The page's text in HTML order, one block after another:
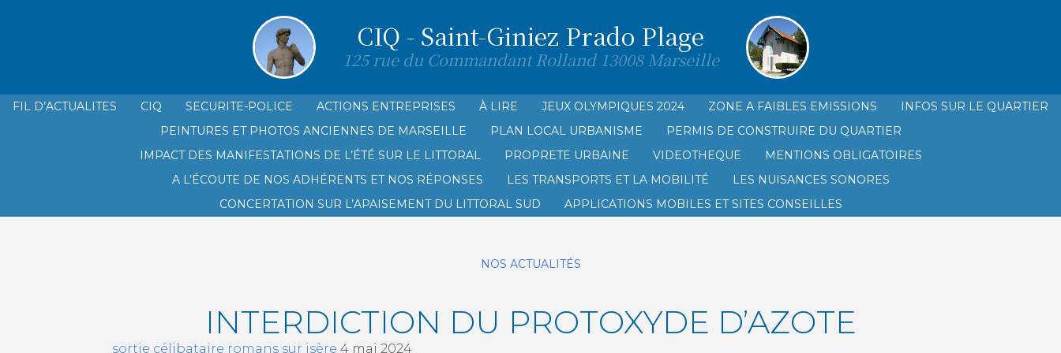
CIQ - Saint-Giniez Prado Plage
125 rue du Commandant Rolland 13008 Marseille
FIL D’ACTUALITES CIQ
LE CIQ SAINT GINIEZ PRADO PLAGE
SECURITE-POLICE ACTIONS ENTREPRISES À LIRE JEUX OLYMPIQUES 2024 ZONE A FAIBLES EMISSIONS
INFOS SUR LE QUARTIER
PEINTURES ET PHOTOS ANCIENNES DE MARSEILLE
PLAN LOCAL URBANISME
PERMIS DE CONSTRUIRE DU QUARTIER
IMPACT DES MANIFESTATIONS DE L’ÉTÉ SUR LE LITTORAL
PROPRETE URBAINE VIDEOTHEQUE
MENTIONS OBLIGATOIRES
A L’ÉCOUTE DE NOS ADHÉRENTS ET NOS RÉPONSES
LES TRANSPORTS ET LA MOBILITÉ
LES NUISANCES SONORES
CONCERTATION SUR L’APAISEMENT DU LITTORAL SUD
APPLICATIONS MOBILES ET SITES CONSEILLES
NOS ACTUALITÉS
INTERDICTION DU PROTOXYDE D’AZOTE
sortie célibataire romans sur isère 4 mai 2024